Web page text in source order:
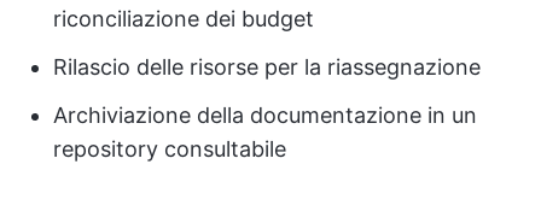
riconciliazione dei budget
Rilascio delle risorse per la riassegnazione
Archiviazione della documentazione in un
repository consultabile